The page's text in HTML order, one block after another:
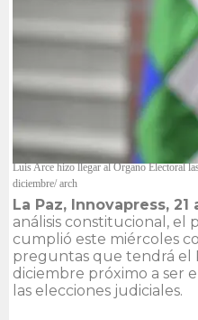
Luis Arce hizo llegar al Órgano Electoral
diciembre/ arch
La Paz, Innovapress, 21
análisis constitucional, el
cumplió este miércoles
preguntas que tendrá el
diciembre próximo a ser
las elecciones judiciales.